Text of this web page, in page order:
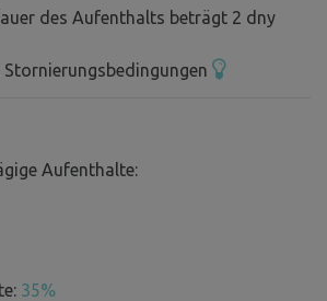
möglich. Die angegebenen Preise
Zugang.
des Aufenthalts beträgt 2 dny
Aufenthalte:
35%